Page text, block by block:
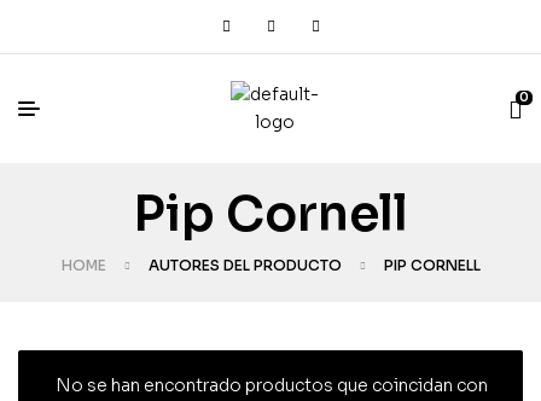
0
Pip Cornell
HOME AUTORES DEL PRODUCTO PIP CORNELL
No se han encontrado productos que coincidan con